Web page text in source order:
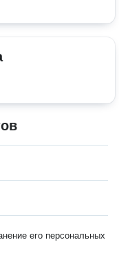
его персональных